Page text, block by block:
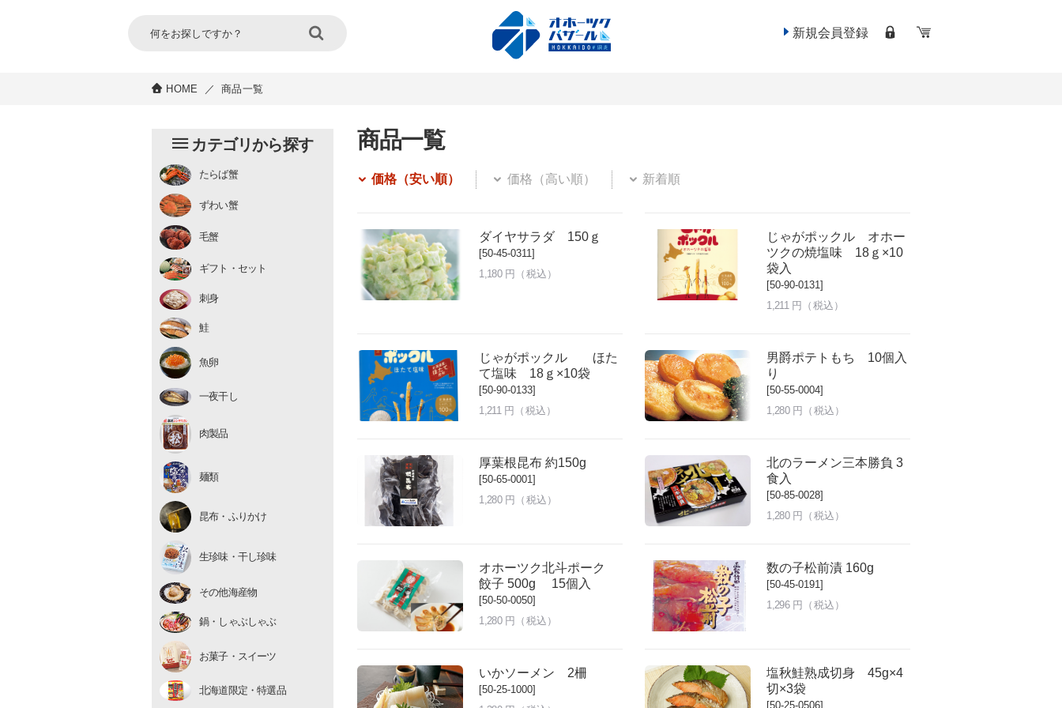
新規会員登録
HOME ／ 商品一覧
カテゴリから探す
たらば蟹
チルド
むき身 ずわい蟹
むき身
生冷凍 毛蟹
チルド
ギフト・セット
刺身
鮭
魚卵
いくら
たらこ・明太子
数の子
一夜干し
肉製品
麺類
昆布・ふりかけ
生珍味・干し珍味
生珍味
干し珍味
その他海産物
鍋・しゃぶしゃぶ
お菓子・スイーツ
北海道限定・特選品
商品一覧
価格（安い順） 価格（高い順） 新着順
ダイヤサラダ 150ｇ
[50-45-0311]
1,180 円（税込）
じゃがポックル オホー
ツクの焼塩味 18ｇ×10
袋入
[50-90-0131]
1,211 円（税込）
じゃがポックル ほた
て塩味 18ｇ×10袋
[50-90-0133]
1,211 円（税込）
男爵ポテトもち 10個入
り
[50-55-0004]
1,280 円（税込）
厚葉根昆布 約150g
[50-65-0001]
1,280 円（税込）
北のラーメン三本勝負 3
食入
[50-85-0028]
1,280 円（税込）
オホーツク北斗ポーク
餃子 500g 15個入
[50-50-0050]
1,280 円（税込）
数の子松前漬 160g
[50-45-0191]
1,296 円（税込）
いかソーメン 2柵
[50-25-1000]
塩秋鮭熟成切身 45g×4
切×3袋
[50-25-0506]